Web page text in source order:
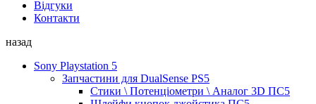
Відгуки
Контакти
назад
Sony Playstation 5
Запчастини для DualSense PS5
Стики \ Потенціометри \ Аналог 3D ПС5